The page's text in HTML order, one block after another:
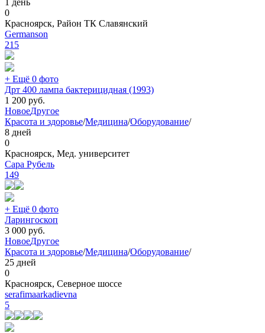
0
Красноярск, Район ТК Славянский
Germanson
215
+ Ещё 0 фото
Дрт 400 лампа бактерицидная (1993)
1 200 руб.
НовоеДругое
Красота и здоровье/Медицина/Оборудование/
8 дней
0
Красноярск, Мед. университет
Сара Рубель
149
+ Ещё 0 фото
Ларингоскоп
3 000 руб.
НовоеДругое
Красота и здоровье/Медицина/Оборудование/
25 дней
0
Красноярск, Северное шоссе
serafimaarkadievna
5